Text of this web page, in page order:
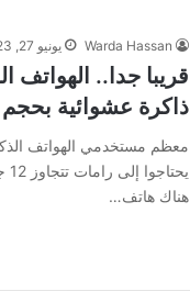
Warda Hassan يونيو 27, 2023
قريبا جدا.. الهواتف
ذاكرة عشوائية بحجم 24 جيجابايت
معظم مستخدمي الهواتف
هناك هاتف…